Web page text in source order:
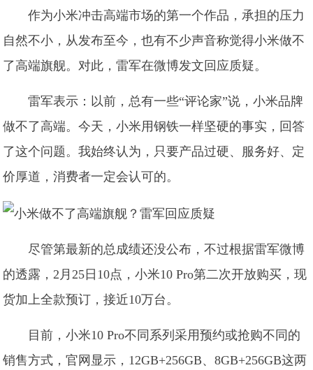
作为小米冲击高端市场的第一个作品，承担的压力
自然不小，从发布至今，也有不少声音称觉得小米做不
了高端旗舰。对此，雷军在微博发文回应质疑。
雷军表示：以前，总有一些“评论家”说，小米品牌
做不了高端。今天，小米用钢铁一样坚硬的事实，回答
了这个问题。我始终认为，只要产品过硬、服务好、定
价厚道，消费者一定会认可的。
尽管第最新的总成绩还没公布，不过根据雷军微博
的透露，2月25日10点，小米10 Pro第二次开放购买，现
货加上全款预订，接近10万台。
目前，小米10 Pro不同系列采用预约或抢购不同的
销售方式，官网显示，12GB+256GB、8GB+256GB这两